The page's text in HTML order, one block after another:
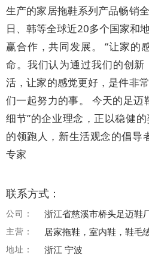
生产的家居拖鞋系列产品畅销
日、韩等全球近20多个国家和
赢合作，共同发展。 “让家的
命。我们认为通过我们的创
活，让家的感觉更好，是件非
们一起努力的事。 今天的足迈
细节”的企业理念，正以稳健
的领跑人，新生活观念的倡导
专家
联系方式：
公司： 浙江省慈溪市桥头足迈鞋
主营： 居家拖鞋，室内鞋，鞋毛
地址： 浙江 宁波